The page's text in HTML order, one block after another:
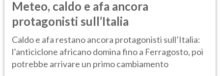
Meteo, caldo e afa ancora
protagonisti sull’Italia
Caldo e afa restano ancora protagonisti sull’Italia:
l’anticiclone africano domina fino a Ferragosto, poi
potrebbe arrivare un primo cambiamento